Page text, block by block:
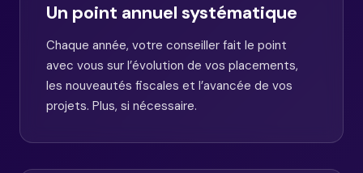
Un point annuel systématique
Chaque année, votre conseiller fait le point
avec vous sur l’évolution de vos placements,
les nouveautés fiscales et l’avancée de vos
projets. Plus, si nécessaire.